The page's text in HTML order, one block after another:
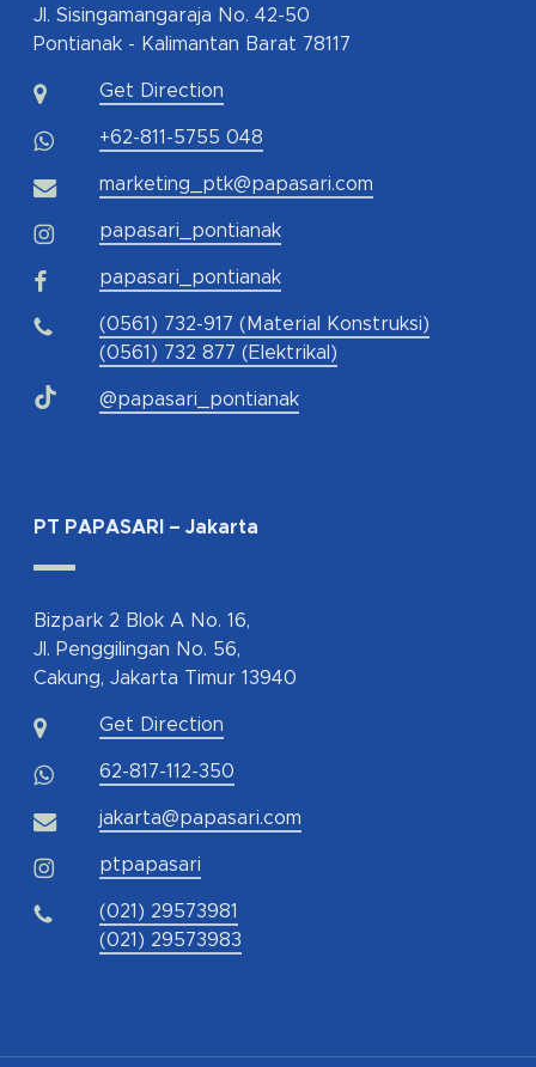
Jl. Sisingamangaraja No. 42-50
Pontianak - Kalimantan Barat 78117
Get Direction
+62-811-5755 048
marketing_ptk@papasari.com
papasari_pontianak
papasari_pontianak
(0561) 732-917 (Material Konstruksi)
(0561) 732 877 (Elektrikal)
@papasari_pontianak
PT PAPASARI – Jakarta
Bizpark 2 Blok A No. 16,
Jl. Penggilingan No. 56,
Cakung, Jakarta Timur 13940
Get Direction
62-817-112-350
jakarta@papasari.com
ptpapasari
(021) 29573981
(021) 29573983